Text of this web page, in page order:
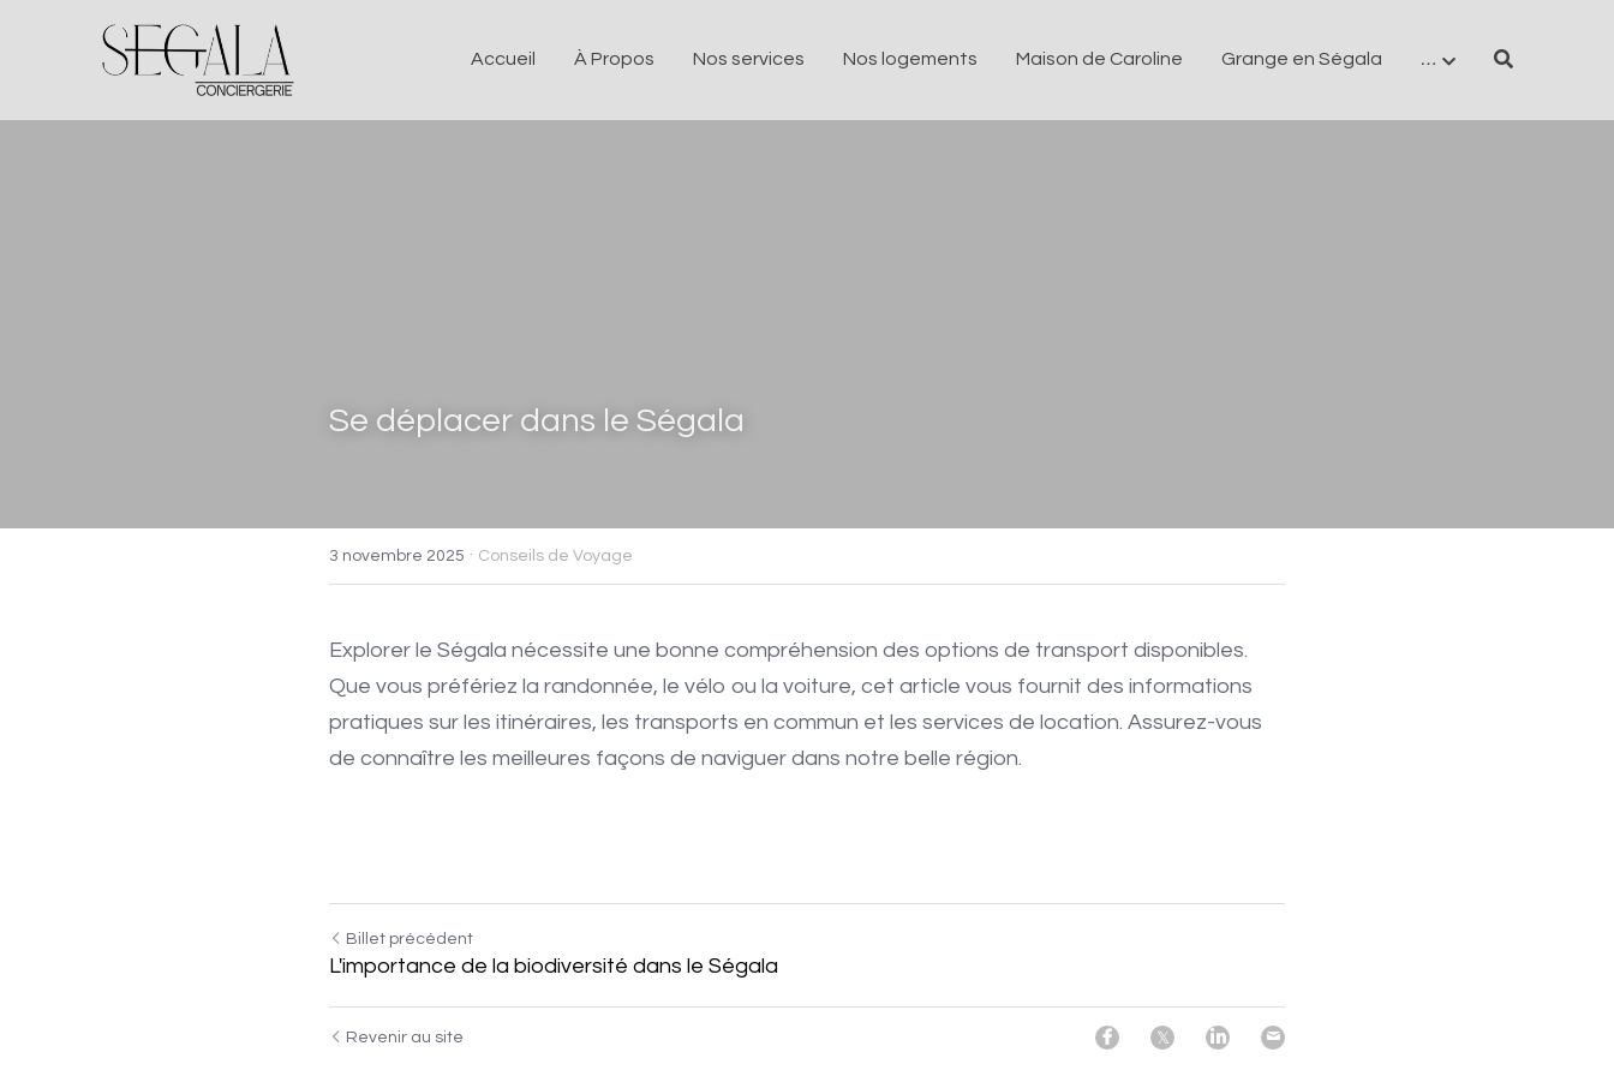
Accueil À Propos Nos services Nos logements Maison de Caroline Grange en Ségala …
Se déplacer dans le Ségala
3 novembre 2025 · Conseils de Voyage
Explorer le Ségala nécessite une bonne compréhension des options de transport disponibles.
Que vous préfériez la randonnée, le vélo ou la voiture, cet article vous fournit des informations
pratiques sur les itinéraires, les transports en commun et les services de location. Assurez-vous
de connaître les meilleures façons de naviguer dans notre belle région.
Billet précédent
L'importance de la biodiversité dans le Ségala
Revenir au site